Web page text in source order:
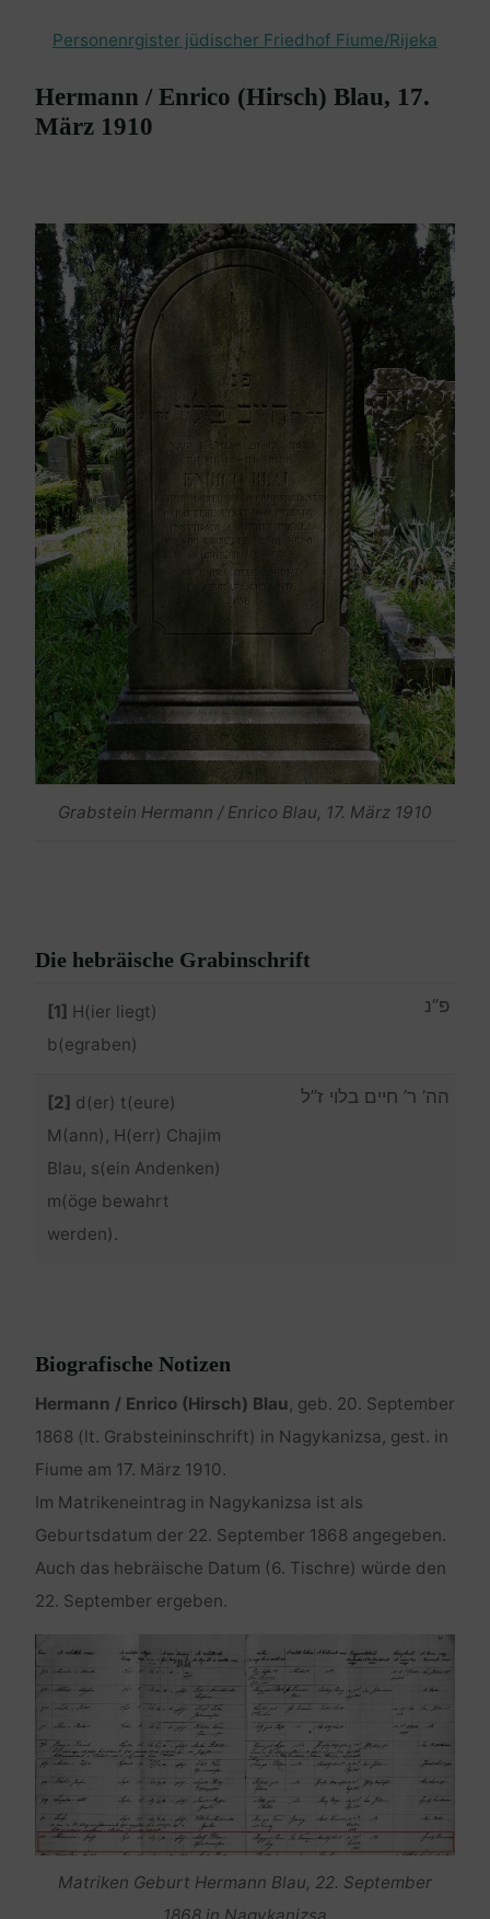
Personenrgister jüdischer Friedhof Fiume/Rijeka
Hermann / Enrico (Hirsch) Blau, 17.
März 1910
Grabstein Hermann / Enrico Blau, 17. März 1910
Die hebräische Grabinschrift
[1] H(ier liegt)
b(egraben)
פ”נ
[2] d(er) t(eure)
M(ann), H(err) Chajim
Blau, s(ein Andenken)
m(öge bewahrt
werden).
הה’ ר’ חיים בלוי ז”ל
Biografische Notizen
Hermann / Enrico (Hirsch) Blau, geb. 20. September
1868 (lt. Grabsteininschrift) in Nagykanizsa, gest. in
Fiume am 17. März 1910.
Im Matrikeneintrag in Nagykanizsa ist als
Geburtsdatum der 22. September 1868 angegeben.
Auch das hebräische Datum (6. Tischre) würde den
22. September ergeben.
Matriken Geburt Hermann Blau, 22. September